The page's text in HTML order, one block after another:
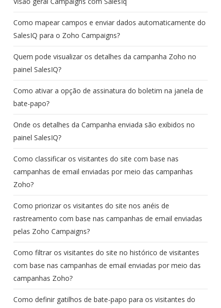
Como mapear campos e enviar dados automaticamente do
SalesIQ para o Zoho Campaigns?
Quem pode visualizar os detalhes da campanha Zoho no
painel SalesIQ?
Como ativar a opção de assinatura do boletim na janela de
bate-papo?
Onde os detalhes da Campanha enviada são exibidos no
painel SalesIQ?
Como classificar os visitantes do site com base nas
campanhas de email enviadas por meio das campanhas
Zoho?
Como priorizar os visitantes do site nos anéis de
rastreamento com base nas campanhas de email enviadas
pelas Zoho Campaigns?
Como filtrar os visitantes do site no histórico de visitantes
com base nas campanhas de email enviadas por meio das
campanhas Zoho?
Como definir gatilhos de bate-papo para os visitantes do